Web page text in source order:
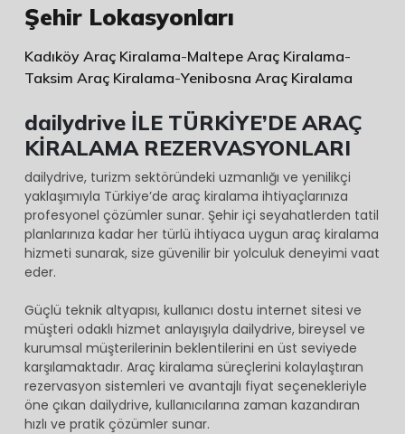
MENDERES
İade
Tarih
Saat
2026-
06-
06
13:34
Kiralama
Süresi
Promosyon
Kodu
Şehir Lokasyonları
Kadıköy Araç Kiralama-Maltepe Araç Kiralama-
Taksim Araç Kiralama-Yenibosna Araç Kiralama
dailydrive İLE TÜRKİYE’DE ARAÇ
KİRALAMA REZERVASYONLARI
dailydrive, turizm sektöründeki uzmanlığı ve yenilikçi
yaklaşımıyla Türkiye’de araç kiralama ihtiyaçlarınıza
profesyonel çözümler sunar. Şehir içi seyahatlerden tatil
planlarınıza kadar her türlü ihtiyaca uygun araç kiralama
hizmeti sunarak, size güvenilir bir yolculuk deneyimi vaat
eder.
Güçlü teknik altyapısı, kullanıcı dostu internet sitesi ve
müşteri odaklı hizmet anlayışıyla dailydrive, bireysel ve
kurumsal müşterilerinin beklentilerini en üst seviyede
karşılamaktadır. Araç kiralama süreçlerini kolaylaştıran
rezervasyon sistemleri ve avantajlı fiyat seçenekleriyle
öne çıkan dailydrive, kullanıcılarına zaman kazandıran
hızlı ve pratik çözümler sunar.